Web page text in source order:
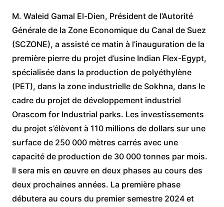
M. Waleid Gamal El-Dien, Président de l’Autorité
Générale de la Zone Economique du Canal de Suez
(SCZONE), a assisté ce matin à l’inauguration de la
première pierre du projet d’usine Indian Flex-Egypt,
spécialisée dans la production de polyéthylène
(PET), dans la zone industrielle de Sokhna, dans le
cadre du projet de développement industriel
Orascom for Industrial parks. Les investissements
du projet s’élèvent à 110 millions de dollars sur une
surface de 250 000 mètres carrés avec une
capacité de production de 30 000 tonnes par mois.
Il sera mis en œuvre en deux phases au cours des
deux prochaines années. La première phase
débutera au cours du premier semestre 2024 et